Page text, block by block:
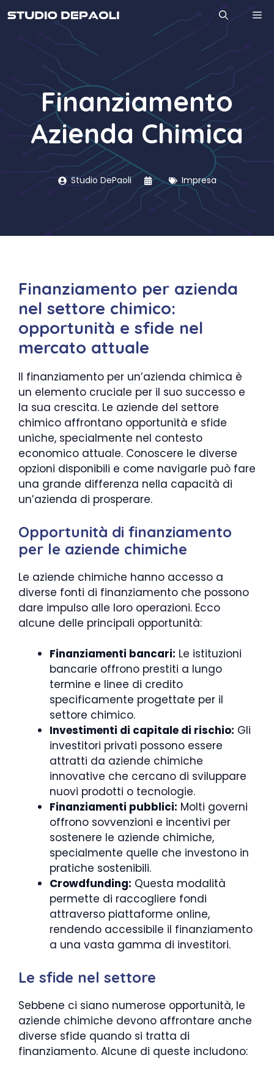
al
contenuto
Finanziamento
Azienda Chimica
Studio DePaoli Impresa
Finanziamento per azienda
nel settore chimico:
opportunità e sfide nel
mercato attuale
Il finanziamento per un’azienda chimica è
un elemento cruciale per il suo successo e
la sua crescita. Le aziende del settore
chimico affrontano opportunità e sfide
uniche, specialmente nel contesto
economico attuale. Conoscere le diverse
opzioni disponibili e come navigarle può fare
una grande differenza nella capacità di
un’azienda di prosperare.
Opportunità di finanziamento
per le aziende chimiche
Le aziende chimiche hanno accesso a
diverse fonti di finanziamento che possono
dare impulso alle loro operazioni. Ecco
alcune delle principali opportunità:
Finanziamenti bancari: Le istituzioni
bancarie offrono prestiti a lungo
termine e linee di credito
specificamente progettate per il
settore chimico.
Investimenti di capitale di rischio: Gli
investitori privati possono essere
attratti da aziende chimiche
innovative che cercano di sviluppare
nuovi prodotti o tecnologie.
Finanziamenti pubblici: Molti governi
offrono sovvenzioni e incentivi per
sostenere le aziende chimiche,
specialmente quelle che investono in
pratiche sostenibili.
Crowdfunding: Questa modalità
permette di raccogliere fondi
attraverso piattaforme online,
rendendo accessibile il finanziamento
a una vasta gamma di investitori.
Le sfide nel settore
Sebbene ci siano numerose opportunità, le
aziende chimiche devono affrontare anche
diverse sfide quando si tratta di
finanziamento. Alcune di queste includono: